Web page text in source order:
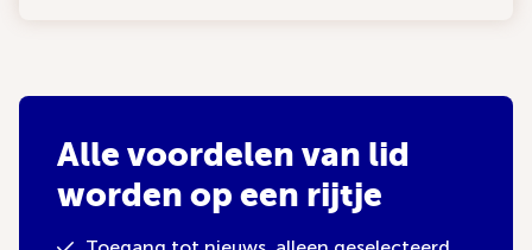
Alle voordelen van lid
worden op een rijtje